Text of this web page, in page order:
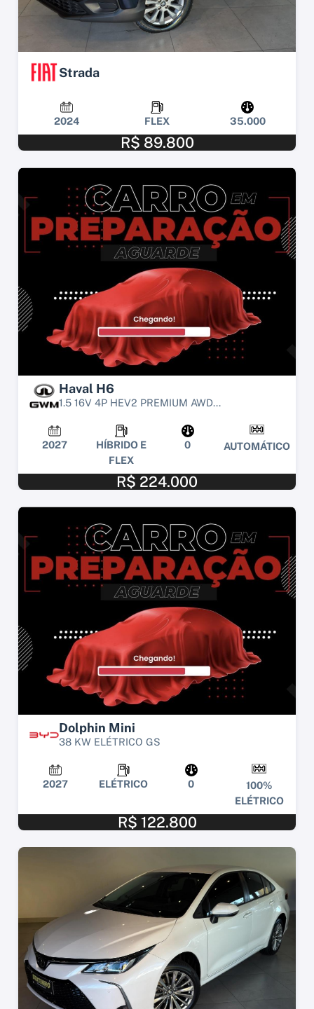
Strada
2024 FLEX 35.000
R$ 89.800
Haval H6
1.5 16V 4P HEV2 PREMIUM AWD...
2027
HÍBRIDO E
FLEX
0 AUTOMÁTICO
R$ 224.000
Dolphin Mini
38 KW ELÉTRICO GS
2027 ELÉTRICO 0
100%
ELÉTRICO
R$ 122.800